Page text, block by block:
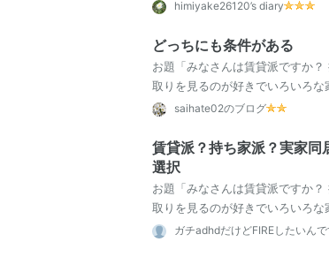
himiyake26120’s diary
どっちにも条件がある
お題「みなさんは賃貸派ですか
取りを見るのが好きでいろいろ
さんはどちらですか？」 賃貸派
saihate02のブログ
賃貸派？持ち家派？実家
選択
お題「みなさんは賃貸派ですか
取りを見るのが好きでいろいろ
さんはどちらですか？」 これま
ガチadhdだけどFIREしたいんで